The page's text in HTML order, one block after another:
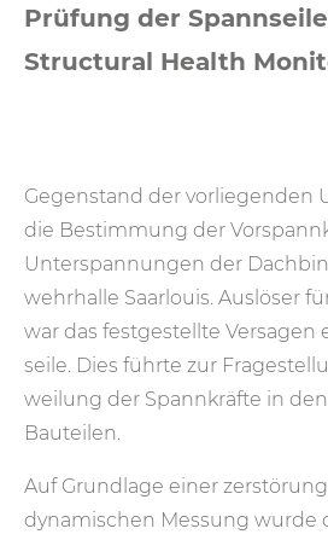
Prüfung der
Structural Health
Gegenstand der vorliegenden
die Bestimmung der
Unter­spannungen der
wehr­halle Saar­louis. Auslöser
war das fest­ge­stellte Ver­sagen
seile. Dies führte zur
weilung der Spann­kräfte in
Bau­teilen.
Auf Grundlage einer
dynamischen Messung wurde